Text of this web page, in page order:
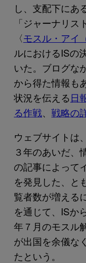
し、支配下にあ
「ジャーナリ
〈モスル・アイ
ルにおけるISの
いた。ブログな
から得た情報も
状況を伝える日
る作戦、 戦略の
ウェブサイトは
３年のあいだ、
の記事によって
を発見した、と
覧者数が増える
を通じて、ISか
年７月のモスル
が出国を余儀な
たという。